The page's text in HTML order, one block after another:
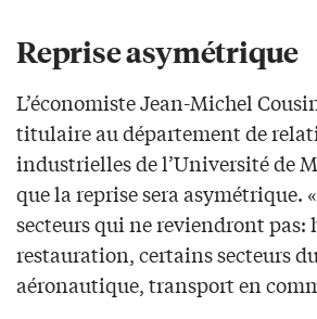
Reprise asymétrique
L’économiste Jean-Michel
titulaire au département de
industrielles de l’Université de
que la reprise sera asymétrique.
secteurs qui ne reviendront pas:
restauration, certains secteurs
aéronautique, transport en